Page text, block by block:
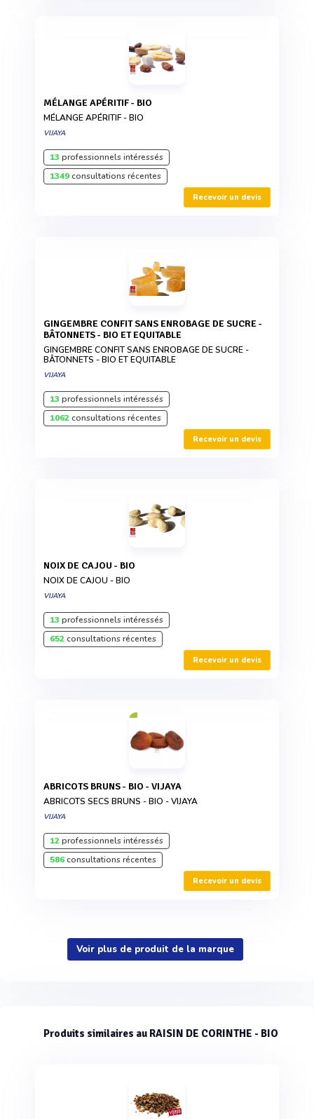
MÉLANGE APÉRITIF - BIO
MÉLANGE APÉRITIF - BIO
VIJAYA
13 professionnels intéressés
1349consultations récentes
Recevoir un devis
GINGEMBRE CONFIT SANS ENROBAGE DE SUCRE -
BÂTONNETS - BIO ET EQUITABLE
GINGEMBRE CONFIT SANS ENROBAGE DE SUCRE -
BÂTONNETS - BIO ET EQUITABLE
VIJAYA
13 professionnels intéressés
1062consultations récentes
Recevoir un devis
NOIX DE CAJOU - BIO
NOIX DE CAJOU - BIO
VIJAYA
13 professionnels intéressés
652consultations récentes
Recevoir un devis
ABRICOTS BRUNS - BIO - VIJAYA
ABRICOTS SECS BRUNS - BIO - VIJAYA
VIJAYA
12professionnels intéressés
586consultations récentes
Recevoir un devis
Voir plus de produit de la marque
Produits similaires au RAISIN DE CORINTHE - BIO